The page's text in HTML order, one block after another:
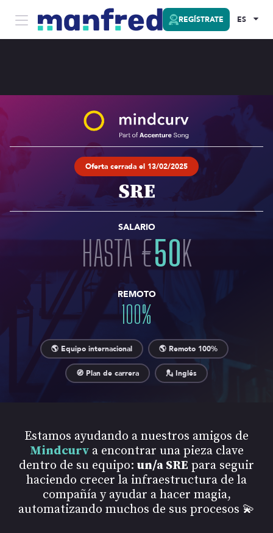
REGÍSTRATE ES
Oferta cerrada el 13/02/2025
SRE
SALARIO
HASTA€50K
REMOTO
100%
🌎 Equipo internacional 🌎 Remoto 100%
🧭 Plan de carrera 💂 Inglés
Estamos ayudando a nuestros amigos de
Mindcurva encontrar una pieza clave
dentro de su equipo: un/a SRE para seguir
haciendo crecer la infraestructura de la
compañía y ayudar a hacer magia,
automatizando muchos de sus procesos 💫